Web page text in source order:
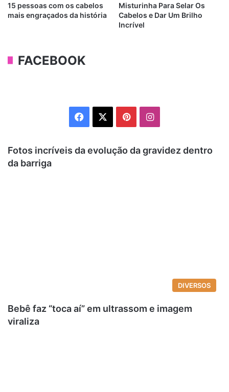
15 pessoas com os cabelos
mais engraçados da história
Misturinha Para Selar Os
Cabelos e Dar Um Brilho
Incrível
FACEBOOK
Facebook PinterestInstagram
Fotos incríveis da evolução da gravidez dentro
da barriga
DIVERSOS
Bebê faz “toca aí” em ultrassom e imagem
viraliza